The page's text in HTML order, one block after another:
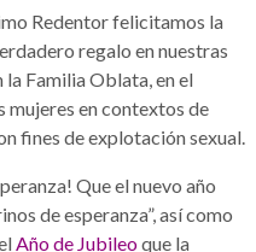
Redentor felicitamos la
regalo en nuestras
la Familia Oblata, en el
mujeres en contextos de
fines de explotación sexual.
Que el nuevo año
de esperanza”, así como
Año de Jubileoque la